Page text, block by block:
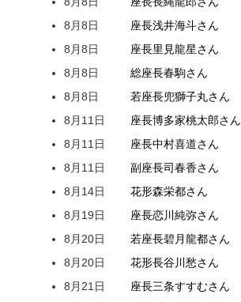
8月8日
座長浅井海斗さん
8月8日
座長里見龍星さん
8月8日
総座長春駒さん
8月8日
若座長兜獅子丸さん
8月11日
座長博多家桃太郎さん
8月11日
座長中村喜道さん
8月11日
副座長司春香さん
8月14日
花形森栄都さん
8月19日
座長恋川純弥さん
8月20日
若座長碧月龍都さん
8月20日
花形長谷川愁さん
8月21日
座長三条すすむさん